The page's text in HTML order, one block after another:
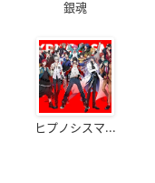
銀魂
ヒプノシスマ...